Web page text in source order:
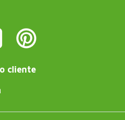
cliente